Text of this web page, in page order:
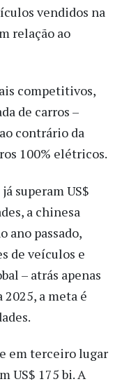
vendidos na
relação ao
competitivos,
de carros –
contrário da
100% elétricos.
superam US$
a chinesa
ano passado,
de veículos e
– atrás apenas
2025, a meta é
em terceiro lugar
US$ 175 bi. A